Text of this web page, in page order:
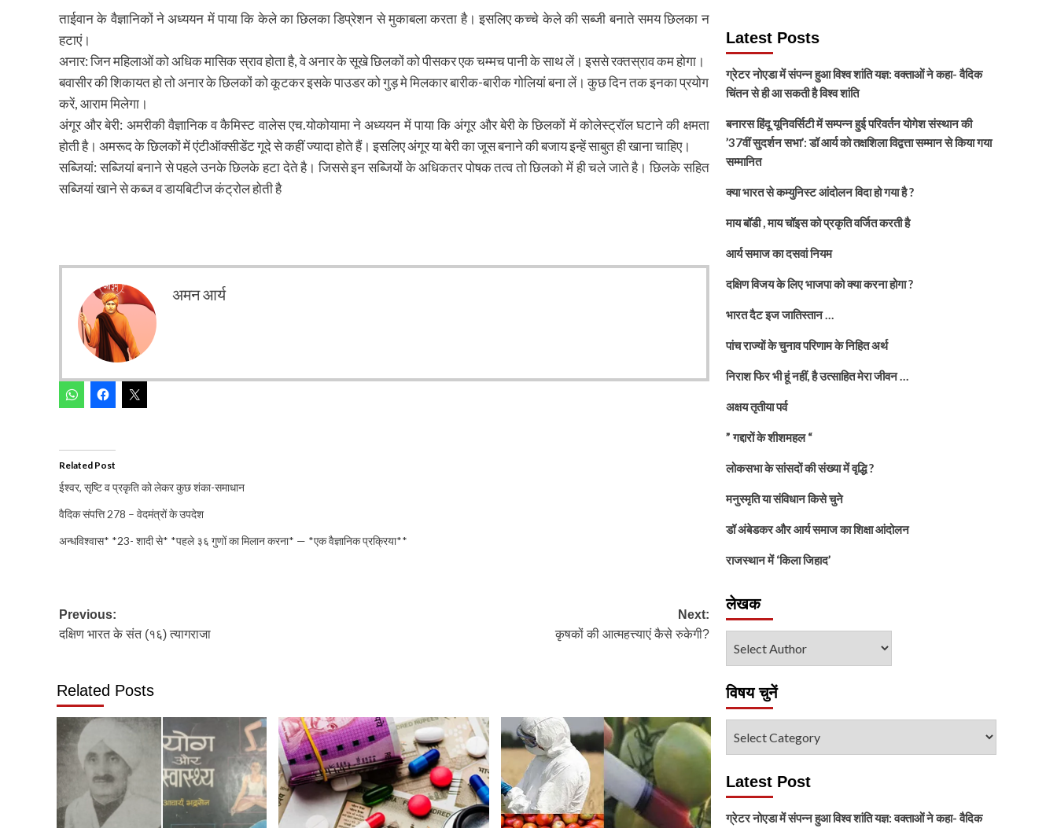
ताईवान के वैज्ञानिकों ने अध्ययन में पाया कि केले का छिलका डिप्रेशन से मुकाबला करता है। इसलिए कच्चे केले की सब्जी बनाते समय छिलका न
हटाएं।
अनार: जिन महिलाओं को अधिक मासिक स्राव होता है, वे अनार के सूखे छिलकों को पीसकर एक चम्मच पानी के साथ लें। इससे रक्तस्राव कम होगा।
बवासीर की शिकायत हो तो अनार के छिलकों को कूटकर इसके पाउडर को गुड़ मे मिलकार बारीक-बारीक गोलियां बना लें। कुछ दिन तक इनका प्रयोग
करें, आराम मिलेगा।
अंगूर और बेरी: अमरीकी वैज्ञानिक व कैमिस्ट वालेस एच.योकोयामा ने अध्ययन में पाया कि अंगूर और बेरी के छिलकों में कोलेस्ट्रॉल घटाने की क्षमता
होती है। अमरूद के छिलकों में एंटीऑक्सीडेंट गूदे से कहीं ज्यादा होते हैं। इसलिए अंगूर या बेरी का जूस बनाने की बजाय इन्हें साबुत ही खाना चाहिए।
सब्जियां: सब्जियां बनाने से पहले उनके छिलके हटा देते है। जिससे इन सब्जियों के अधिकतर पोषक तत्व तो छिलको में ही चले जाते है। छिलके सहित
सब्जियां खाने से कब्ज व डायबिटीज कंट्रोल होती है
अमन आर्य
Related Post
ईश्वर, सृष्टि व प्रकृति को लेकर कुछ शंका-समाधान
वैदिक संपत्ति 278 – वेदमंत्रों के उपदेश
अन्धविश्वास* *23- शादी से* *पहले ३६ गुणों का मिलान करना* — *एक वैज्ञानिक प्रक्रिया**
Post
navigation
Previous:
दक्षिण भारत के संत (१६) त्यागराजा
Next:
कृषकों की आत्महत्त्याएं कैसे रुकेगी?
Related Posts
Latest Posts
ग्रेटर नोएडा में संपन्न हुआ विश्व शांति यज्ञ: वक्ताओं ने कहा- वैदिक
चिंतन से ही आ सकती है विश्व शांति
बनारस हिंदू यूनिवर्सिटी में सम्पन्न हुई परिवर्तन योगेश संस्थान की
’37वीं सुदर्शन सभा’: डॉ आर्य को तक्षशिला विद्वत्ता सम्मान से किया गया
सम्मानित
क्या भारत से कम्युनिस्ट आंदोलन विदा हो गया है ?
माय बॉडी , माय चॉइस को प्रकृति वर्जित करती है
आर्य समाज का दसवां नियम
दक्षिण विजय के लिए भाजपा को क्या करना होगा ?
भारत दैट इज जातिस्तान …
पांच राज्यों के चुनाव परिणाम के निहित अर्थ
निराश फिर भी हूं नहीं, है उत्साहित मेरा जीवन …
अक्षय तृतीया पर्व
” गद्दारों के शीशमहल “
लोकसभा के सांसदों की संख्या में वृद्धि ?
मनुस्मृति या संविधान किसे चुने
डॉ अंबेडकर और आर्य समाज का शिक्षा आंदोलन
राजस्थान में ‘किला जिहाद’
लेखक
विषय चुनें
Latest Post
ग्रेटर नोएडा में संपन्न हुआ विश्व शांति यज्ञ: वक्ताओं ने कहा- वैदिक